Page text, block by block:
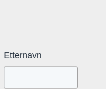
Etternavn